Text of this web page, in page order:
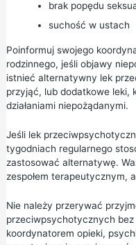
brak popędu
suchość w ustach
Poinformuj swojego
rodzinnego, jeśli objawy
istnieć alternatywny lek
przyjąć, lub dodatkowe leki,
działaniami niepożądanymi.
Jeśli lek
tygodniach regularnego
zastosować alternatywę.
zespołem terapeutycznym,
Nie należy przerywać
przeciwpsychotycznych
koordynatorem opieki,